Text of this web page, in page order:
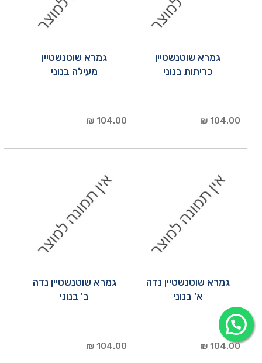
גמרא שוטנשטיין
כריתות בנוני
104.00 ₪
גמרא שוטנשטיין
מעילה בנוני
104.00 ₪
גמרא שוטנשטיין נדה
א' בנוני
104.00 ₪
גמרא שוטנשטיין נדה
ב' בנוני
104.00 ₪